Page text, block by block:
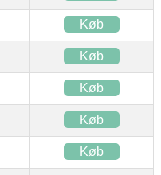
Køb
Køb
Køb
Køb
Køb